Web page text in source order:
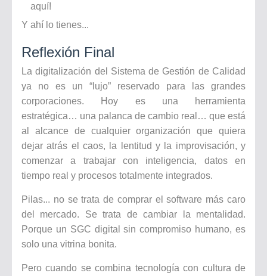
aquí!
Y ahí lo tienes...
Reflexión Final
La digitalización del Sistema de Gestión de Calidad
ya no es un “lujo” reservado para las grandes
corporaciones. Hoy es una herramienta
estratégica… una palanca de cambio real… que está
al alcance de cualquier organización que quiera
dejar atrás el caos, la lentitud y la improvisación, y
comenzar a trabajar con inteligencia, datos en
tiempo real y procesos totalmente integrados.
Pilas... no se trata de comprar el software más caro
del mercado. Se trata de cambiar la mentalidad.
Porque un SGC digital sin compromiso humano, es
solo una vitrina bonita.
Pero cuando se combina tecnología con cultura de